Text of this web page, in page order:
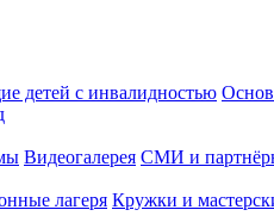
детей с инвалидностью
Видеогалерея СМИ и
лагеря Кружки и